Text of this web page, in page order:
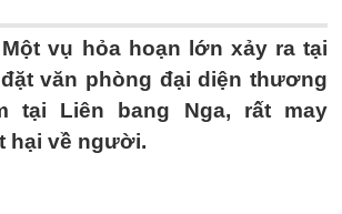
Một vụ hỏa hoạn lớn xảy ra tại
văn phòng đại diện thương
tại Liên bang Nga, rất may
hại về người.